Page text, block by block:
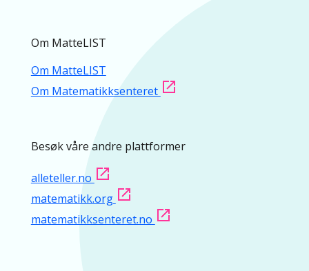
Om MatteLIST
Om MatteLIST
Om Matematikksenteret
Besøk våre andre plattformer
alleteller.no
matematikk.org
matematikksenteret.no